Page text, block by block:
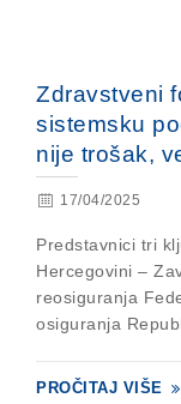
Zdravstveni
sistemsku
nije trošak,
17/04/2025
Predstavnici tri
Hercegovini –
reosiguranja
osiguranja
PROČITAJ VIŠE